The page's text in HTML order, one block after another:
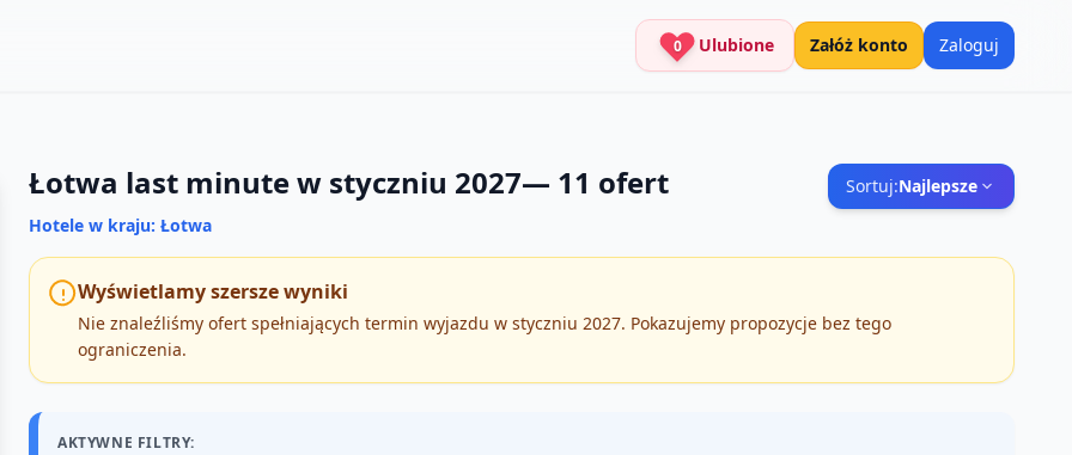
0 Ulubione Załóż konto Zaloguj
Łotwa last minute w styczniu 2027— 11 ofert Sortuj:Najlepsze
Hotele w kraju: Łotwa
Wyświetlamy szersze wyniki
Nie znaleźliśmy ofert spełniających termin wyjazdu w styczniu 2027. Pokazujemy propozycje bez tego
ograniczenia.
AKTYWNE FILTRY: